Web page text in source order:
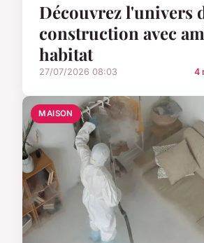
Découvrez l'univers
construction avec
habitat
27/07/2026 08:03 4
MAISON